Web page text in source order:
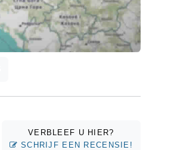
VERBLEEF U HIER?
SCHRIJF EEN RECENSIE!